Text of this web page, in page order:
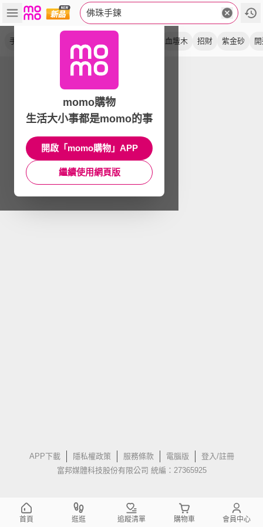
佛珠手鍊
手串 血壇木 招財 紫金砂
APP下載 隱私權政策 服務條款 電腦版
登入/註冊
富邦媒體科技股份有限公司 統編：27365925
momo購物
生活大小事都是momo的事
開啟「momo購物」APP
繼續使用網頁版
首頁 逛逛 追蹤清單 購物車 會員中心